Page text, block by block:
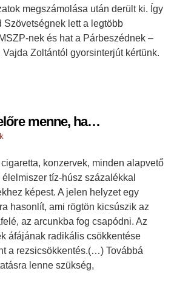
megszámolása után derült ki. Így
Szövetségnek lett a legtöbb
nek és hat a Párbeszédnek –
Zoltántól gyorsinterjút kértünk.
menne, ha…
konzervek, minden alapvető
tíz-húsz százalékkal
képest. A jelen helyzet egy
hasonlít, ami rögtön kicsúszik az
az arcunkba fog csapódni. Az
áfájának radikális csökkentése
a rezsicsökkentés.(…) Továbbá
lenne szükség,